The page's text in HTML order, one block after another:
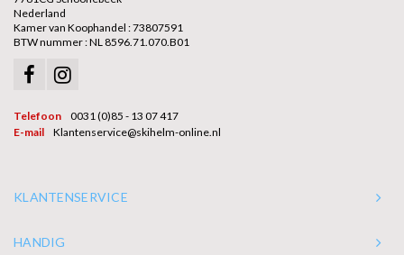
Nederland
Kamer van Koophandel : 73807591
BTW nummer : NL 8596.71.070.B01
Telefoon
0031 (0)85 - 13 07 417
E-mail
Klantenservice@skihelm-online.nl
KLANTENSERVICE
HANDIG